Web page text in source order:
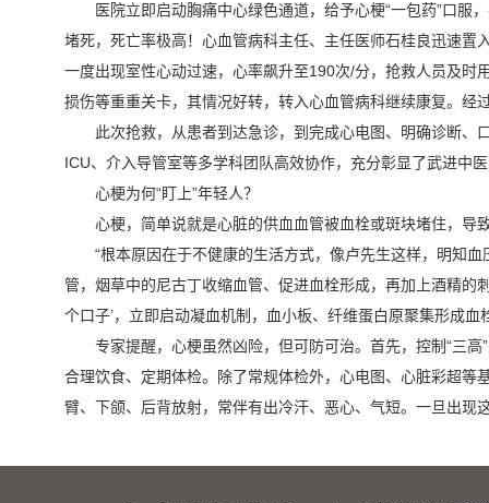
医院立即启动胸痛中心绿色通道，给予心梗“一包药”口
堵死，死亡率极高！心血管病科主任、主任医师石桂良迅速
一度出现室性心动过速，心率飙升至190次/分，抢救人员及
损伤等重重关卡，其情况好转，转入心血管病科继续康复。经
此次抢救，从患者到达急诊，到完成心电图、明确诊断
ICU、介入导管室等多学科团队高效协作，充分彰显了武进中
心梗为何“盯上”年轻人？
心梗，简单说就是心脏的供血血管被血栓或斑块堵住，
“根本原因在于不健康的生活方式，像卢先生这样，明知
管，烟草中的尼古丁收缩血管、促进血栓形成，再加上酒精
个口子’，立即启动凝血机制，血小板、纤维蛋白原聚集形成
专家提醒，心梗虽然凶险，但可防可治。首先，控制“三
合理饮食、定期体检。除了常规体检外，心电图、心脏彩超
臂、下颌、后背放射，常伴有出冷汗、恶心、气短。一旦出